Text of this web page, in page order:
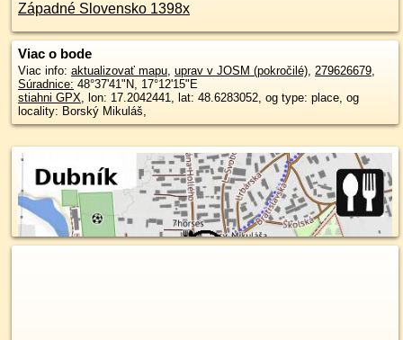
Západné Slovensko 1398x
Viac o bode
Viac info: aktualizovať mapu, uprav v JOSM (pokročilé), 279626679,
Súradnice: 48°37'41"N, 17°12'15"E
stiahni GPX, lon: 17.2042441, lat: 48.6283052, og type: place, og
locality: Borský Mikuláš,